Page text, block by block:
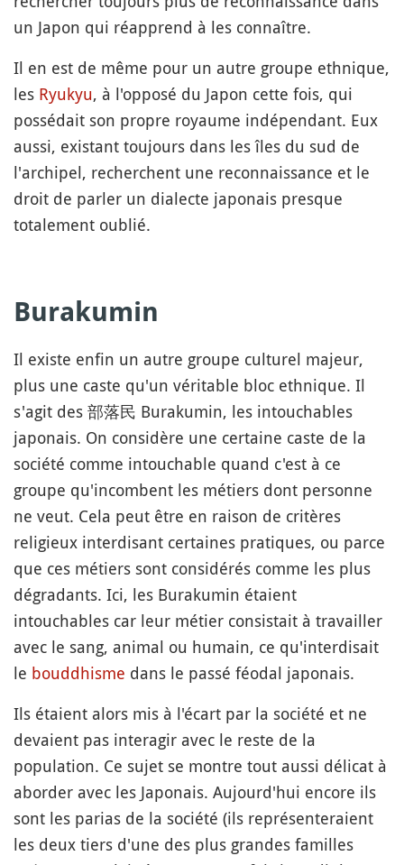
un Japon qui réapprend à les connaître.
Il en est de même pour un autre groupe ethnique,
les Ryukyu, à l'opposé du Japon cette fois, qui
possédait son propre royaume indépendant. Eux
aussi, existant toujours dans les îles du sud de
l'archipel, recherchent une reconnaissance et le
droit de parler un dialecte japonais presque
totalement oublié.
Burakumin
Il existe enfin un autre groupe culturel majeur,
plus une caste qu'un véritable bloc ethnique. Il
s'agit des 部落民 Burakumin, les intouchables
japonais. On considère une certaine caste de la
société comme intouchable quand c'est à ce
groupe qu'incombent les métiers dont personne
ne veut. Cela peut être en raison de critères
religieux interdisant certaines pratiques, ou parce
que ces métiers sont considérés comme les plus
dégradants. Ici, les Burakumin étaient
intouchables car leur métier consistait à travailler
avec le sang, animal ou humain, ce qu'interdisait
le bouddhisme dans le passé féodal japonais.
Ils étaient alors mis à l'écart par la société et ne
devaient pas interagir avec le reste de la
population. Ce sujet se montre tout aussi délicat à
aborder avec les Japonais. Aujourd'hui encore ils
sont les parias de la société (ils représenteraient
les deux tiers d'une des plus grandes familles